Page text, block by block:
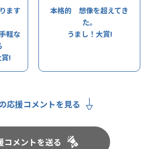
ます
軽な
!
本格的 想像を超えてき
た。
うまし！大賞!
応援コメントを見る
コメントを送る